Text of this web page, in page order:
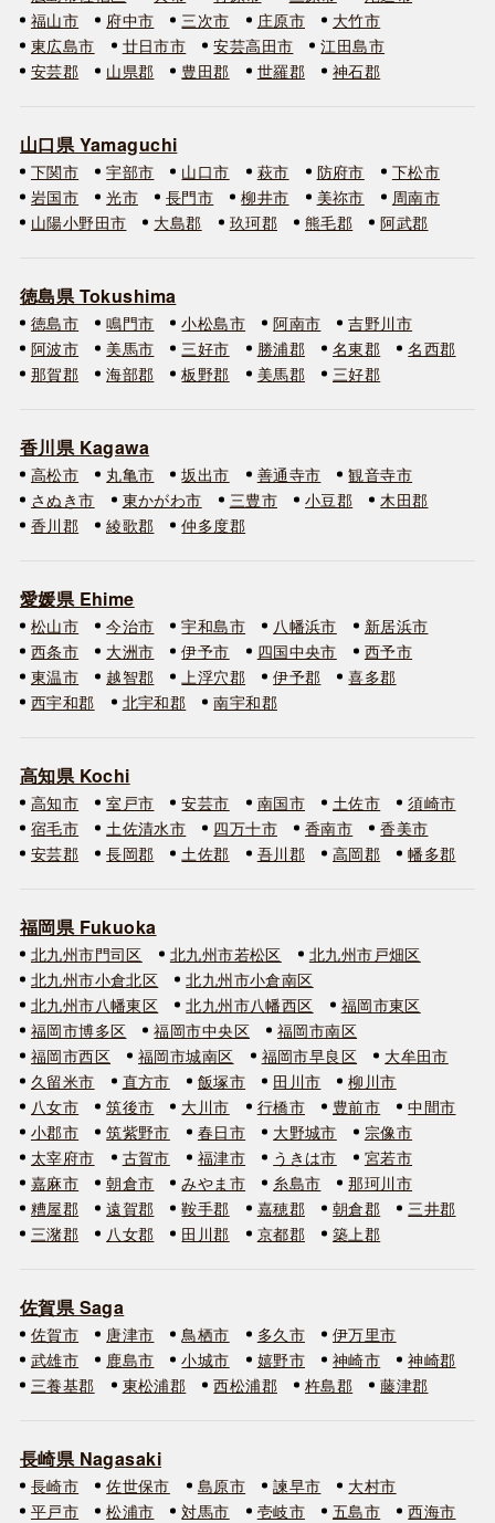
福山市
府中市 三次市 庄原市
大竹市
東広島市
廿日市市 安芸高田市
江田島市
安芸郡
山県郡 豊田郡 世羅郡 神石郡
山口県 Yamaguchi
下関市 宇部市 山口市 萩市 防府市
下松市
岩国市
光市 長門市 柳井市 美祢市
周南市
山陽小野田市
大島郡 玖珂郡 熊毛郡 阿武郡
徳島県 Tokushima
徳島市 鳴門市 小松島市 阿南市
吉野川市
阿波市
美馬市 三好市 勝浦郡 名東郡
名西郡
那賀郡
海部郡 板野郡 美馬郡 三好郡
香川県 Kagawa
高松市 丸亀市 坂出市 善通寺市
観音寺市
さぬき市
東かがわ市 三豊市 小豆郡
木田郡
香川郡
綾歌郡 仲多度郡
愛媛県 Ehime
松山市 今治市 宇和島市 八幡浜市
新居浜市
西条市
大洲市 伊予市 四国中央市
西予市
東温市
越智郡 上浮穴郡 伊予郡
喜多郡
西宇和郡
北宇和郡 南宇和郡
高知県 Kochi
高知市 室戸市 安芸市 南国市 土佐市
須崎市
宿毛市
土佐清水市 四万十市 香南市
香美市
安芸郡
長岡郡 土佐郡 吾川郡 高岡郡 幡多郡
福岡県 Fukuoka
北九州市門司区 北九州市若松区
北九州市戸畑区
北九州市小倉北区
北九州市小倉南区
北九州市八幡東区
北九州市八幡西区
福岡市東区
福岡市博多区
福岡市中央区
福岡市南区
福岡市西区
福岡市城南区 福岡市早良区
大牟田市
久留米市
直方市 飯塚市 田川市
柳川市
八女市
筑後市 大川市 行橋市 豊前市
中間市
小郡市
筑紫野市 春日市 大野城市
宗像市
太宰府市
古賀市 福津市 うきは市
宮若市
嘉麻市
朝倉市 みやま市 糸島市
那珂川市
糟屋郡
遠賀郡 鞍手郡 嘉穂郡 朝倉郡
三井郡
三潴郡
八女郡 田川郡 京都郡 築上郡
佐賀県 Saga
佐賀市 唐津市 鳥栖市 多久市
伊万里市
武雄市
鹿島市 小城市 嬉野市 神崎市
神崎郡
三養基郡
東松浦郡 西松浦郡 杵島郡 藤津郡
長崎県 Nagasaki
長崎市 佐世保市 島原市 諫早市
大村市
平戸市
松浦市 対馬市 壱岐市 五島市
西海市